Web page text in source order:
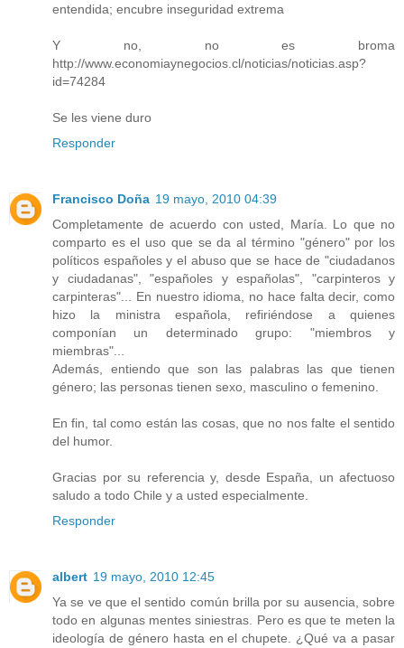
entendida; encubre inseguridad extrema
Y no, no es broma
http://www.economiaynegocios.cl/noticias/noticias.asp?
id=74284
Se les viene duro
Responder
Francisco Doña 19 mayo, 2010 04:39
Completamente de acuerdo con usted, María. Lo que no
comparto es el uso que se da al término "género" por los
políticos españoles y el abuso que se hace de "ciudadanos
y ciudadanas", "españoles y españolas", "carpinteros y
carpinteras"... En nuestro idioma, no hace falta decir, como
hizo la ministra española, refiriéndose a quienes
componían un determinado grupo: "miembros y
miembras"...
Además, entiendo que son las palabras las que tienen
género; las personas tienen sexo, masculino o femenino.
En fin, tal como están las cosas, que no nos falte el sentido
del humor.
Gracias por su referencia y, desde España, un afectuoso
saludo a todo Chile y a usted especialmente.
Responder
albert 19 mayo, 2010 12:45
Ya se ve que el sentido común brilla por su ausencia, sobre
todo en algunas mentes siniestras. Pero es que te meten la
ideología de género hasta en el chupete. ¿Qué va a pasar